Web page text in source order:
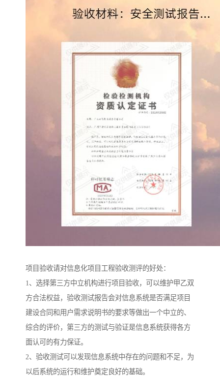
项目验收请对信息化项目工程验收测评的好处：
1、选择第三方中立机构进行项目验收，可以维护甲乙双
方合法权益，验收测试报告会对信息系统是否满足项目
建设合同和用户需求说明书的要求等做出一个中立的、
综合的评价，第三方的测试与验证是信息系统获得各方
面认可的有力保证。
2、验收测试可以发现信息系统中存在的问题和不足，为
以后系统的运行和维护奠定良好的基础。